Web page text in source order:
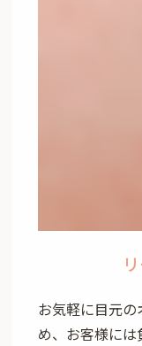
お気軽に目元
め、お客様には